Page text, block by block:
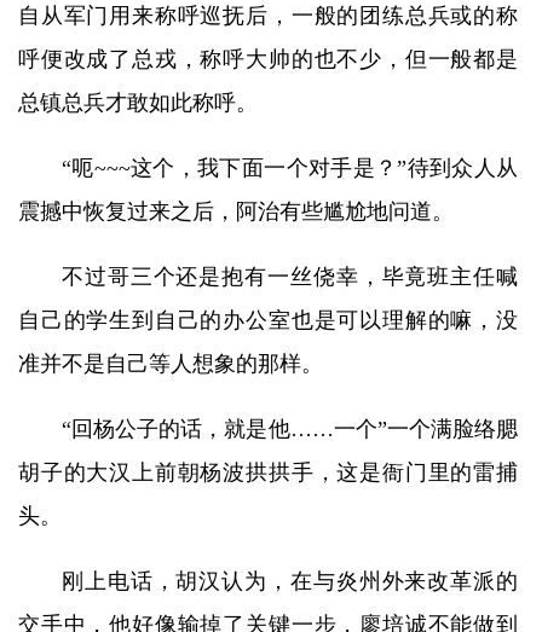
自从军门用来称呼巡抚后，一般的团练总兵或的称
呼便改成了总戎，称呼大帅的也不少，但一般都是
总镇总兵才敢如此称呼。
“呃~~~这个，我下面一个对手是？”待到众人从
震撼中恢复过来之后，阿治有些尴尬地问道。
不过哥三个还是抱有一丝侥幸，毕竟班主任喊
自己的学生到自己的办公室也是可以理解的嘛，没
准并不是自己等人想象的那样。
“回杨公子的话，就是他……一个”一个满脸络腮
胡子的大汉上前朝杨波拱拱手，这是衙门里的雷捕
头。
刚上电话，胡汉认为，在与炎州外来改革派的
交手中，他好像输掉了关键一步，廖培诚不能做到